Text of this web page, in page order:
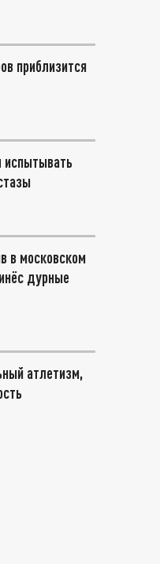
приблизится
в московском
дурные
атлетизм,